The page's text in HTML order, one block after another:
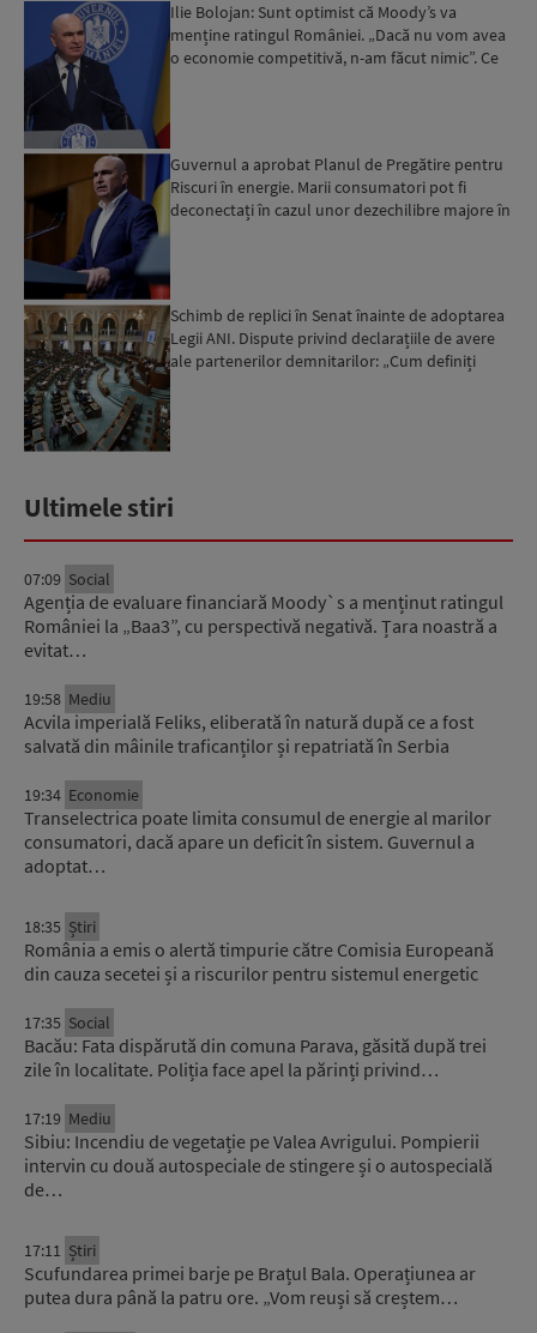
Ilie Bolojan: Sunt optimist că Moody’s va
menține ratingul României. „Dacă nu vom avea
o economie competitivă, n-am făcut nimic”. Ce
Guvernul a aprobat Planul de Pregătire pentru
Riscuri în energie. Marii consumatori pot fi
deconectați în cazul unor dezechilibre majore în
Schimb de replici în Senat înainte de adoptarea
Legii ANI. Dispute privind declarațiile de avere
ale partenerilor demnitarilor: „Cum definiți
Ultimele stiri
07:09 Social
Agenția de evaluare financiară Moody`s a menținut ratingul
României la „Baa3”, cu perspectivă negativă. Țara noastră a
evitat…
19:58 Mediu
Acvila imperială Feliks, eliberată în natură după ce a fost
salvată din mâinile traficanților și repatriată în Serbia
19:34 Economie
Transelectrica poate limita consumul de energie al marilor
consumatori, dacă apare un deficit în sistem. Guvernul a
adoptat…
18:35 Știri
România a emis o alertă timpurie către Comisia Europeană
din cauza secetei și a riscurilor pentru sistemul energetic
17:35 Social
Bacău: Fata dispărută din comuna Parava, găsită după trei
zile în localitate. Poliția face apel la părinți privind…
17:19 Mediu
Sibiu: Incendiu de vegetație pe Valea Avrigului. Pompierii
intervin cu două autospeciale de stingere și o autospecială
de…
17:11 Știri
Scufundarea primei barje pe Brațul Bala. Operațiunea ar
putea dura până la patru ore. „Vom reuși să creștem…